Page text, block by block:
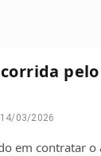
14/03/2026
em contratar o